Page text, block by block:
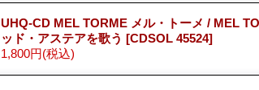
UHQ-CD MEL TORME メル・トーメ / MEL
ッド・アステアを歌う [CDSOL 45524]
1,800円(税込)